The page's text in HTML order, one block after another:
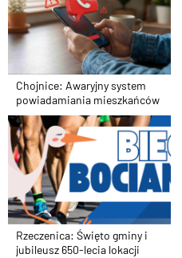
Chojnice: Awaryjny system
powiadamiania mieszkańców
Rzeczenica: Święto gminy i
jubileusz 650-lecia lokacji